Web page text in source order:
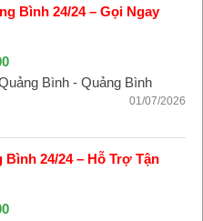
Bình 24/24 – Gọi Ngay
Bình - Quảng Bình
01/07/2026
24/24 – Hỗ Trợ Tận